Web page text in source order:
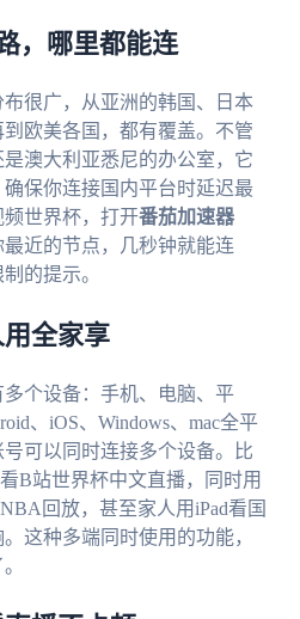
，哪里都能连
很广，从亚洲的韩国、日本
欧美各国，都有覆盖。不管
澳大利亚悉尼的办公室，它
保你连接国内平台时延迟最
世界杯，打开番茄加速器
近的节点，几秒钟就能连
的提示。
全家享
个设备：手机、电脑、平
、iOS、Windows、mac全平
可以同时连接多个设备。比
B站世界杯中文直播，同时用
回放，甚至家人用iPad看国
这种多端同时使用的功能，